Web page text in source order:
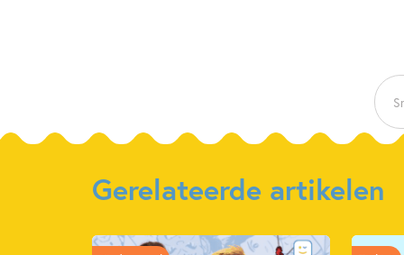
Gerelateerde artikelen